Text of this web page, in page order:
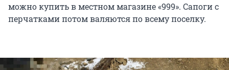
можно купить в местном магазине «999». Сапоги с
перчатками потом валяются по всему поселку.